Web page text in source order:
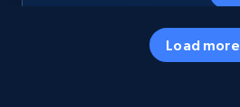
Load more